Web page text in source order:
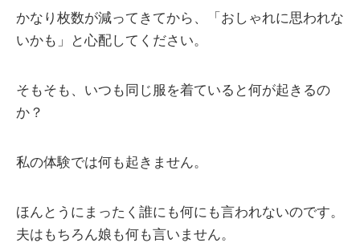
かなり枚数が減ってきてから、「おしゃれに思われな
いかも」と心配してください。
そもそも、いつも同じ服を着ていると何が起きるの
か？
私の体験では何も起きません。
ほんとうにまったく誰にも何にも言われないのです。
夫はもちろん娘も何も言いません。